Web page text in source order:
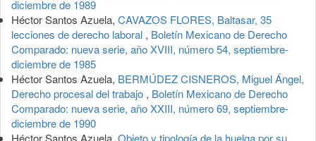
diciembre de 1989
Héctor Santos Azuela, CAVAZOS FLORES, Baltasar, 35
lecciones de derecho laboral , Boletín Mexicano de Derecho
Comparado: nueva serie, año XVIII, número 54, septiembre-
diciembre de 1985
Héctor Santos Azuela, BERMÚDEZ CISNEROS, Miguel Ángel,
Derecho procesal del trabajo , Boletín Mexicano de Derecho
Comparado: nueva serie, año XXIII, número 69, septiembre-
diciembre de 1990
Héctor Santos Azuela, Objeto y tipología de la huelga por su